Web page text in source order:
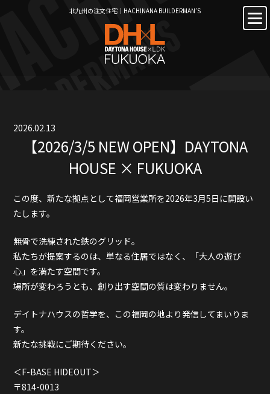
北九州の注文住宅｜HACHINANA BUILDERMAN’S
2026.02.13
【2026/3/5 NEW OPEN】DAYTONA
HOUSE × FUKUOKA
この度、新たな拠点として福岡営業所を2026年3月5日に開設い
たします。
無骨で洗練された鉄のグリッド。
私たちが提案するのは、単なる住居ではなく、「大人の遊び
心」を満たす空間です。
場所が変わろうとも、創り出す空間の質は変わりません。
デイトナハウスの哲学を、この福岡の地より発信してまいりま
す。
新たな挑戦にご期待ください。
＜F-BASE HIDEOUT＞
〒814-0013